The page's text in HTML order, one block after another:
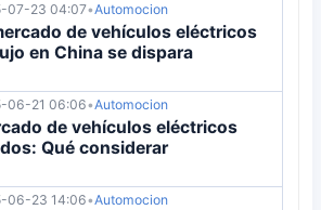
07-23 04:07•Automocion
de vehículos eléctricos
en China se dispara
06-21 06:06•Automocion
de vehículos eléctricos
Qué considerar
06-23 14:06•Automocion